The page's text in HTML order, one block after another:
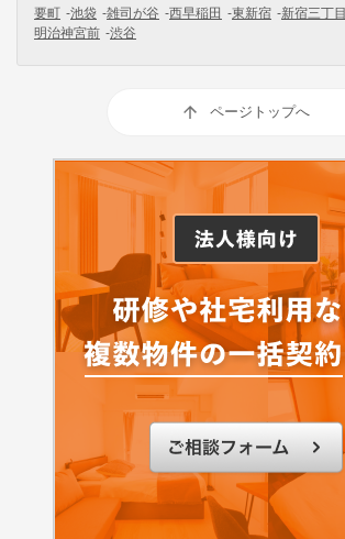
要町
池袋 雑司が谷 西早稲田 東新宿 新宿三丁目
明治神宮前
渋谷
ページトップへ